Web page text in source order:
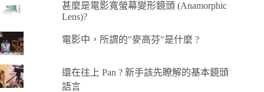
甚麼是電影寬螢幕變形鏡頭 (Anamorphic
Lens)?
電影中，所謂的"麥高芬"是什麼 ?
還在往上 Pan ? 新手該先瞭解的基本鏡頭
語言